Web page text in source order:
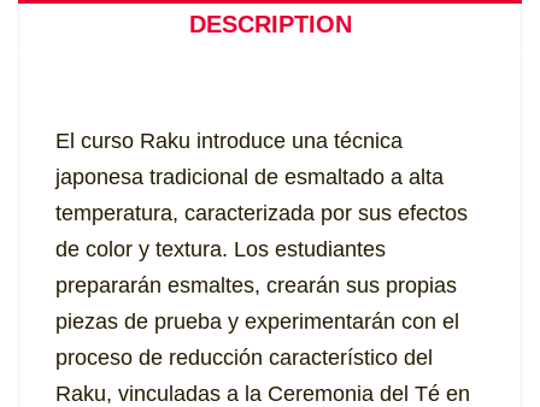
DESCRIPTION
El curso Raku introduce una técnica
japonesa tradicional de esmaltado a alta
temperatura, caracterizada por sus efectos
de color y textura. Los estudiantes
prepararán esmaltes, crearán sus propias
piezas de prueba y experimentarán con el
proceso de reducción característico del
Raku, vinculadas a la Ceremonia del Té en